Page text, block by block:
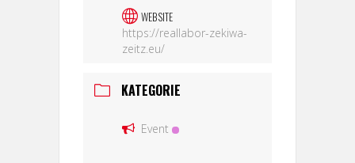
WEBSITE
https://reallabor-zekiwa-
zeitz.eu/
KATEGORIE
Event